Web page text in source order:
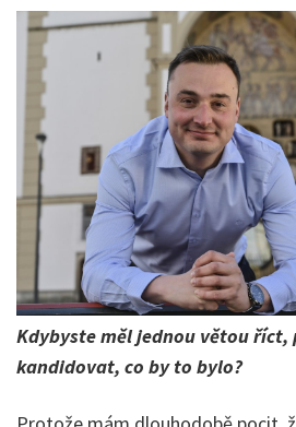
Kdybyste měl jednou větou říct,
kandidovat, co by to bylo?